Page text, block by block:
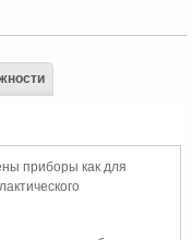
приборы как для